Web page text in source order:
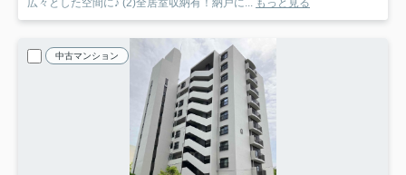
広々とした空間に♪ (2)全居室収納有！納戸に... もっと見る
中古マンション